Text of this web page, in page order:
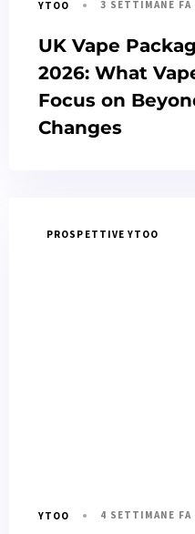
YTOO 3 SETTIMANE FA
UK Vape
2026: What
Focus on
Changes
PROSPETTIVE YTOO
YTOO 4 SETTIMANE FA